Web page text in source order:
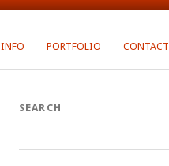
INFO PORTFOLIO CONTACT
SEARCH